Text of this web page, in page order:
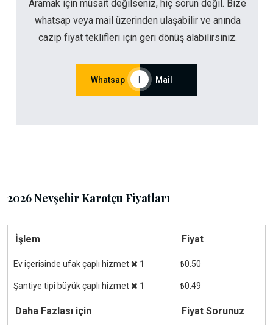
Aramak için müsait değilseniz, hiç sorun değil. Bize
whatsap veya mail üzerinden ulaşabilir ve anında
cazip fiyat teklifleri için geri dönüş alabilirsiniz.
Whatsap Mail
2026 Nevşehir Karotçu Fiyatları
İşlem Fiyat
Ev içerisinde ufak çaplı hizmet 1 ₺0.50
Şantiye tipi büyük çaplı hizmet 1 ₺0.49
Daha Fazlası için Fiyat Sorunuz